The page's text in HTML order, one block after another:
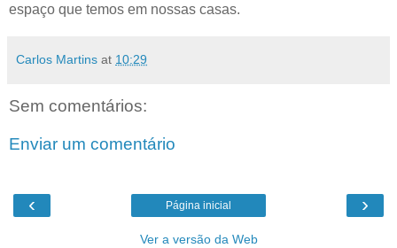
espaço que temos em nossas casas.
Carlos Martins at 10:29
Sem comentários:
Enviar um comentário
‹ ›
Página inicial
Ver a versão da Web